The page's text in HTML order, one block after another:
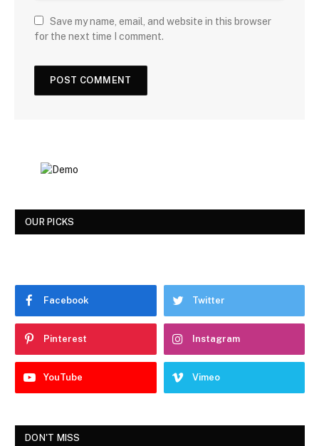
Save my name, email, and website in this browser
for the next time I comment.
OUR PICKS
Facebook Twitter
Pinterest Instagram
YouTube Vimeo
DON'T MISS